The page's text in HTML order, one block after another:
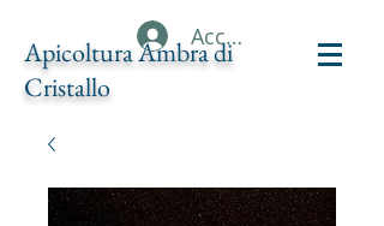
Apicoltura Ambra di
Cristallo
Accedi